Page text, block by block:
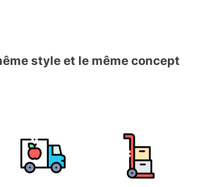
style et le même concept